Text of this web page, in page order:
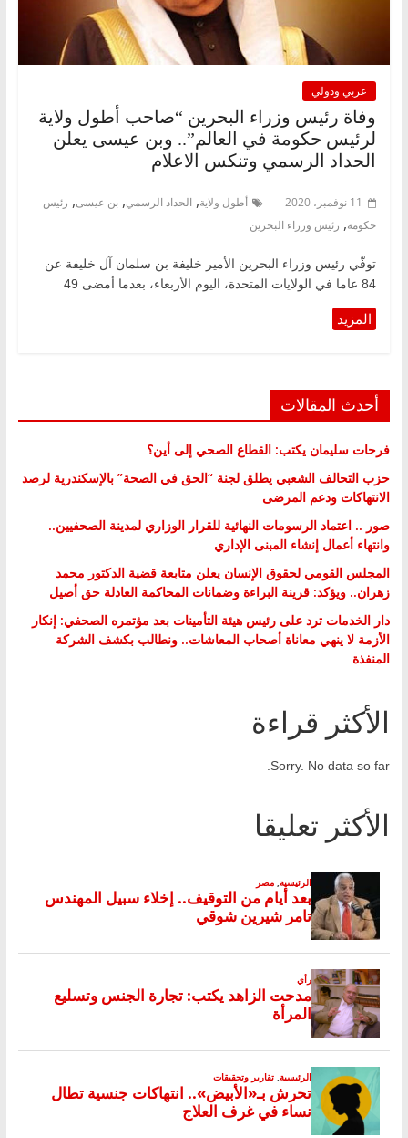
عربي ودولي
وفاة رئيس وزراء البحرين “صاحب أطول ولاية
لرئيس حكومة في العالم”.. وبن عيسى يعلن
الحداد الرسمي وتنكس الاعلام
11 نوفمبر، 2020 أطول ولاية, الحداد الرسمي, بن عيسى, رئيس
حكومة, رئيس وزراء البحرين
توفّي رئيس وزراء البحرين الأمير خليفة بن سلمان آل خليفة عن
84 عاما في الولايات المتحدة، اليوم الأربعاء، بعدما أمضى 49
أحدث المقالات
فرحات سليمان يكتب: القطاع الصحي إلى أين؟
حزب التحالف الشعبي يطلق لجنة “الحق في الصحة” بالإسكندرية لرصد
الانتهاكات ودعم المرضى
صور .. اعتماد الرسومات النهائية للقرار الوزاري لمدينة الصحفيين..
وانتهاء أعمال إنشاء المبنى الإداري
المجلس القومي لحقوق الإنسان يعلن متابعة قضية الدكتور محمد
زهران.. ويؤكد: قرينة البراءة وضمانات المحاكمة العادلة حق أصيل
دار الخدمات ترد على رئيس هيئة التأمينات بعد مؤتمره الصحفي: إنكار
الأزمة لا ينهي معاناة أصحاب المعاشات.. ونطالب بكشف الشركة
المنفذة
الأكثر قراءة
Sorry. No data so far.
الأكثر تعليقا